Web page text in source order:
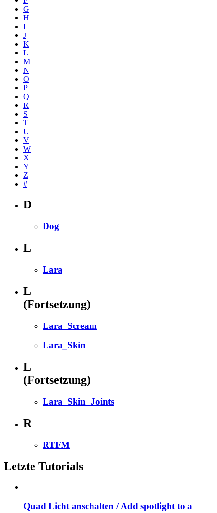
G
H
I
J
K
L
M
N
O
P
Q
R
S
T
U
V
W
X
Y
Z
#
D
Dog
L
Lara
L
(Fortsetzung)
Lara_Scream
Lara_Skin
L
(Fortsetzung)
Lara_Skin_Joints
R
RTFM
Letzte Tutorials
Quad Licht anschalten / Add spotlight to a